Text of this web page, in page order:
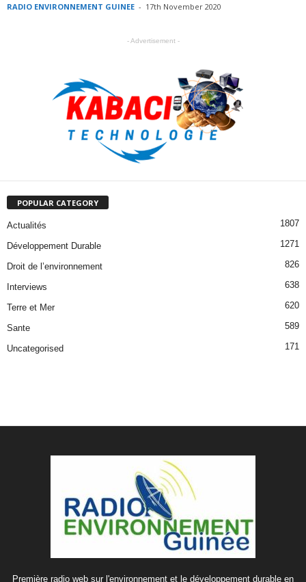
RADIO ENVIRONNEMENT GUINEE - 17th November 2020
- Advertisement -
POPULAR CATEGORY
Actualités 1807
Développement Durable 1271
Droit de l’environnement 826
Interviews 638
Terre et Mer 620
Sante 589
Uncategorised 171
Première radio web sur l'environnement et le développement durable en